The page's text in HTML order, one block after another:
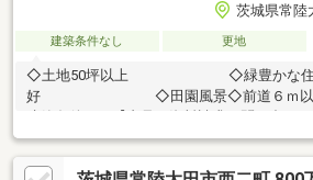
茨城県常陸
建築条件なし 更地
◇土地50坪以上 ◇緑豊かな住宅
好 ◇田園風景◇前道
029-224-3655】